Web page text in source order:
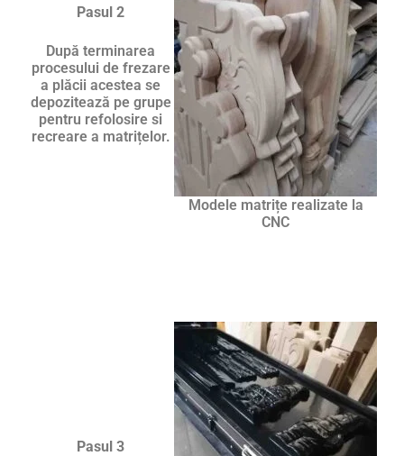
Modele matrițe realizate la
CNC
Pasul 2
După terminarea
procesului de frezare
a plăcii acestea se
depozitează pe grupe
pentru refolosire si
recreare a matrițelor.
Pasul 3